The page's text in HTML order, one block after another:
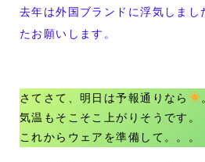
去年は外国ブランドに浮気しまし
たお願いします。
さてさて、明日は予報通りなら
気温もそこそこ上がりそうです。
これからウェアを準備して。。。